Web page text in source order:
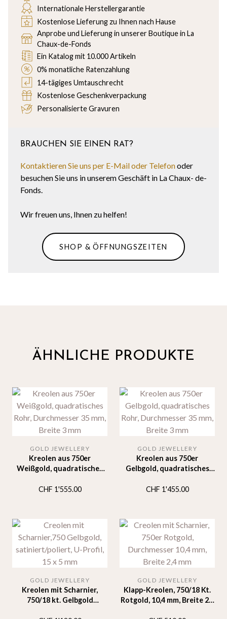
Internationale Herstellergarantie
Kostenlose Lieferung zu Ihnen nach Hause
Anprobe und Lieferung in unserer Boutique in La
Chaux-de-Fonds
Ein Katalog mit 10.000 Artikeln
0% monatliche Ratenzahlung
14-tägiges Umtauschrecht
Kostenlose Geschenkverpackung
Personalisierte Gravuren
BRAUCHEN SIE EINEN RAT?
Kontaktieren Sie uns per E-Mail oder Telefonoder
besuchen Sie uns in unserem Geschäft in La Chaux- de-
Fonds.
Wir freuen uns, Ihnen zu helfen!
SHOP & ÖFFNUNGSZEITEN
ÄHNLICHE PRODUKTE
Kreolen aus 750er
Weißgold, quadratisches
Breite 3 mm
GOLD JEWELLERY
CHF 1'555.00
Kreolen aus 750er
Gelbgold, quadratisches
Breite 3 mm
GOLD JEWELLERY
CHF 1'455.00
Kreolen mit Scharnier,
750/18 kt. Gelbgold
GOLD JEWELLERY
Klapp-Kreolen, 750/18 Kt.
Rotgold, 10,4 mm, Breite 2,4
GOLD JEWELLERY